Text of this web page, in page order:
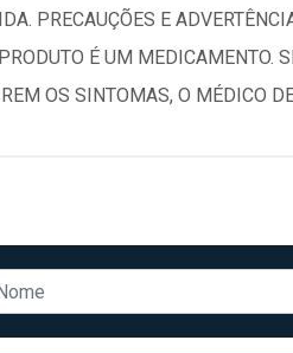
PRECAUÇÕES E
É UM MEDICAMENTO.
OS SINTOMAS, O MÉDICO